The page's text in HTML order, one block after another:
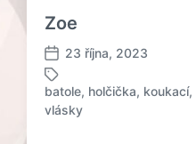
Zoe
D
a
t
u
23 října, 2023
O
z
batole, holčička, koukací,
vlásky